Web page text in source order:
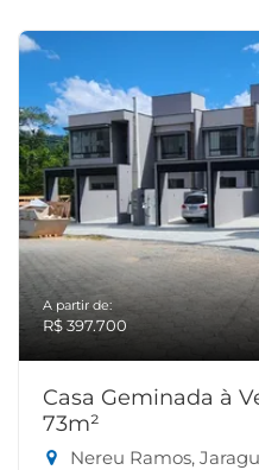
A partir de:
R$ 397.700
Casa Geminada à
73m²
Nereu Ramos,